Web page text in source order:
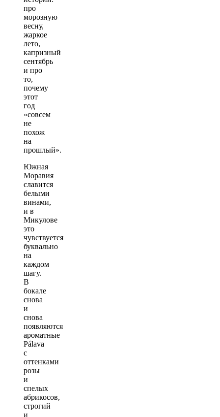
про
морозную
весну,
жаркое
лето,
капризный
сентябрь
и про
то,
почему
этот
год
«совсем
не
похож
на
прошлый».
Южная
Моравия
славится
белыми
винами,
и в
Микулове
это
чувствуется
буквально
на
каждом
шагу.
В
бокале
снова
и
снова
появляются
ароматные
Pálava
с
оттенками
розы
и
спелых
абрикосов,
строгий
и